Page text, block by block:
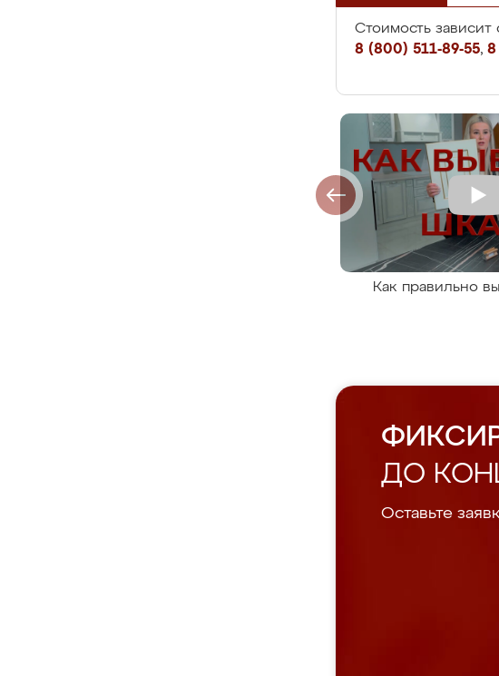
Стоимость зависит
8 (800) 511-89-55, 8
Как правильно
ДО
Оставьте